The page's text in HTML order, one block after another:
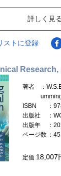
詳しく見る
ストに登録
Research,
著者
：
ISBN
：
出版社
：
出版年
：
ページ数 ：
定価 18,007